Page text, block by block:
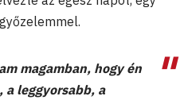
magamban, hogy én
a leggyorsabb, a